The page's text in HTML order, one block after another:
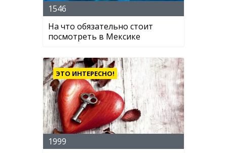
1546
На что обязательно стоит
посмотреть в Мексике
ЭТО ИНТЕРЕСНО!
1999